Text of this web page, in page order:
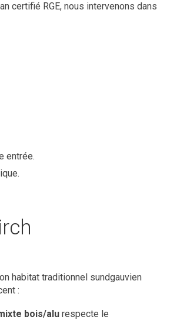
certifié RGE, nous intervenons dans
entrée.
habitat traditionnel sundgauvien
:
bois/alu respecte le